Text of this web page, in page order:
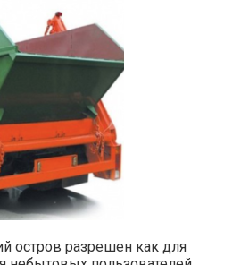
остров разрешен как для